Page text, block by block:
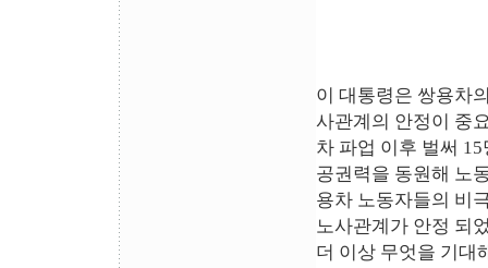
이 대통령은 쌍용차
사관계의 안정이 중
차 파업 이후 벌써
공권력을 동원해 노
용차 노동자들의 비
노사관계가 안정 되
더 이상 무엇을 기대